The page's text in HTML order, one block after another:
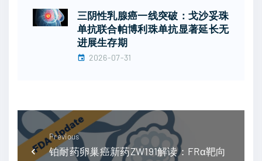
三阴性乳腺癌一线突破：戈沙妥珠
单抗联合帕博利珠单抗显著延长无
进展生存期
2026-07-31
Previous
铂耐药卵巢癌新药ZW191解读：FRα靶向